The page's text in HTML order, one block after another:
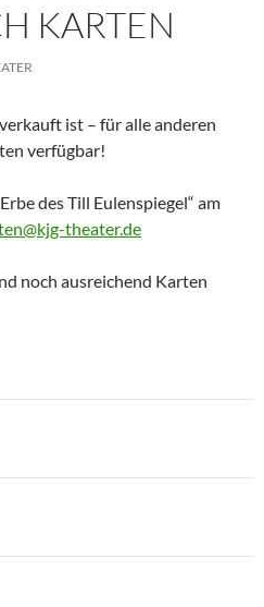
KARTEN
ist – für alle anderen
verfügbar!
des Till Eulenspiegel“ am
theater.de
noch ausreichend Karten